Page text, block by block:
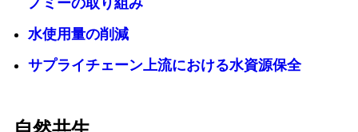
ノミーの取り組み
水使用量の削減
サプライチェーン上流における水資源保全